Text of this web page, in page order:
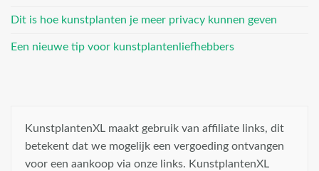
Dit is hoe kunstplanten je meer privacy kunnen geven
Een nieuwe tip voor kunstplantenliefhebbers
KunstplantenXL maakt gebruik van affiliate links, dit
betekent dat we mogelijk een vergoeding ontvangen
voor een aankoop via onze links. KunstplantenXL